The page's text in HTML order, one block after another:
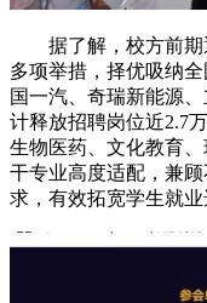
据了解，校方前
多项举措，择优吸纳
国一汽、奇瑞新能源
计释放招聘岗位近2.7
生物医药、文化教育
干专业高度适配，兼
求，有效拓宽学生就业